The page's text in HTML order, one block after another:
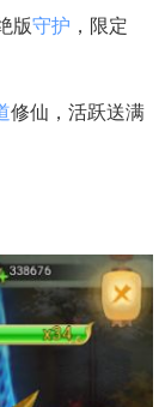
版守护 ，限定
修仙，活跃送满